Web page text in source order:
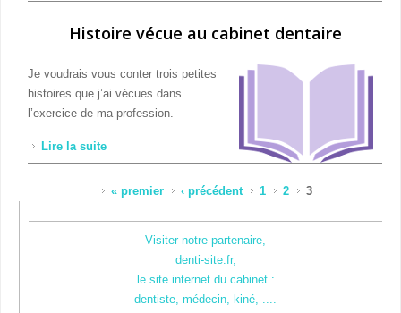
Histoire vécue au cabinet dentaire
Je voudrais vous conter trois petites
histoires que j’ai vécues dans
l’exercice de ma profession.
Lire la suite de Histoire vécue au cabinet dentaire
« premier ‹ précédent 1 2 3
Visiter notre partenaire,
denti-site.fr,
le site internet du cabinet :
dentiste, médecin, kiné, ....